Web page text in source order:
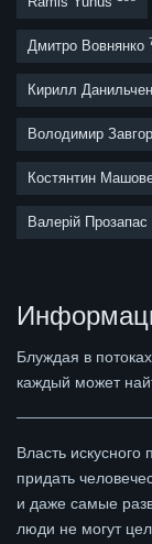
Дмитро Вовнянко
Кирилл
Володимир
Костянтин
Валерій Прозапас
Блуждая в
каждый может
Власть искусного
придать
и даже самые
люди не могут